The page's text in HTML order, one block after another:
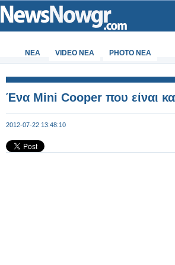
ΝΕΑ VIDEO NEA PHOTO NEA
Ένα Mini Cooper που είναι
2012-07-22 13:48:10